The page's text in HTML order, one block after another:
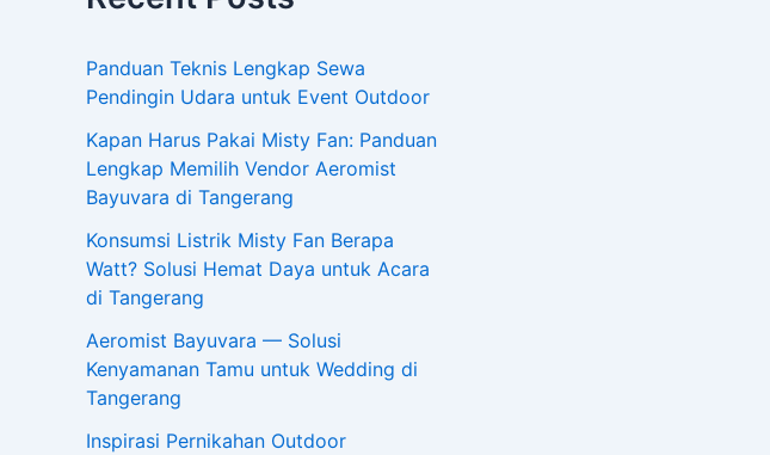
Panduan Teknis Lengkap Sewa
Pendingin Udara untuk Event Outdoor
Kapan Harus Pakai Misty Fan: Panduan
Lengkap Memilih Vendor Aeromist
Bayuvara di Tangerang
Konsumsi Listrik Misty Fan Berapa
Watt? Solusi Hemat Daya untuk Acara
di Tangerang
Aeromist Bayuvara — Solusi
Kenyamanan Tamu untuk Wedding di
Tangerang
Inspirasi Pernikahan Outdoor